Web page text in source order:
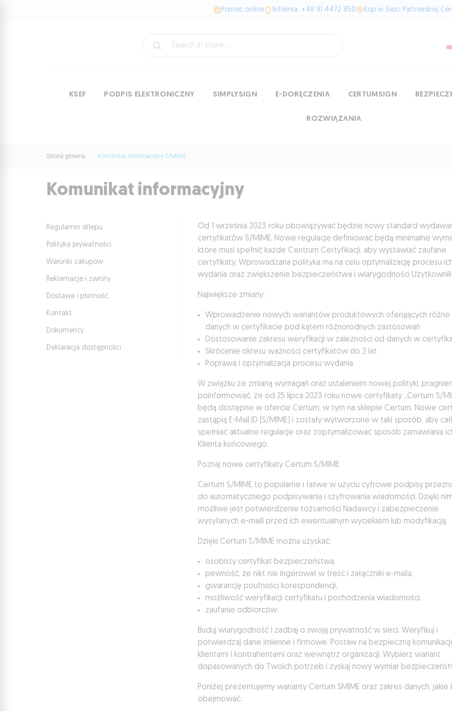
Pomoc online Infolinia: +48 91 4472 850 Kup w Sieci Partnerskiej
KSEF PODPIS ELEKTRONICZNY SIMPLYSIGN E-DORĘCZENIA CERTUMSIGN
ROZWIĄZANIA
Strona główna Komunikat informacyjny S/MIME
Komunikat informacyjny
Od 1 września 2023 roku obowiązywać będzie nowy standard
certyfikatów S/MIME. Nowe regulacje definiować będą minimalne
które musi spełnić każde Centrum Certyfikacji, aby wystawiać zaufane
certyfikaty. Wprowadzana polityka ma na celu optymalizację procesu
wydania oraz zwiększenie bezpieczeństwa i wiarygodności
Największe zmiany:
Wprowadzenie nowych wariantów produktowych oferujących różne
danych w certyfikacie pod kątem różnorodnych zastosowań
Dostosowanie zakresu weryfikacji w zależności od danych w
Skrócenie okresu ważności certyfikatów do 2 lat
Poprawa i optymalizacja procesu wydania
W związku ze zmianą wymagań oraz ustaleniem nowej polityki,
poinformować, że od 25 lipca 2023 roku nowe certyfikaty „Certum S/
będą dostępne w ofercie Certum, w tym na sklepie Certum. Nowe
zastąpią E-Mail ID (S/MIME) i zostały wytworzone w taki sposób, aby
spełniać aktualne regulacje oraz zoptymalizować sposób zamawiania
Klienta końcowego.
Poznaj nowe certyfikaty Certum S/MIME
Certum S/MIME to popularne i łatwe w użyciu cyfrowe podpisy
do automatycznego podpisywania i szyfrowania wiadomości. Dzięki nim
możliwe jest potwierdzenie tożsamości Nadawcy i zabezpieczenie
wysyłanych e-maili przed ich ewentualnym wyciekiem lub modyfikacją.
Dzięki Certum S/MIME można uzyskać:
osobisty certyfikat bezpieczeństwa,
pewność, że nikt nie ingerował w treść i załączniki e-maila,
gwarancję poufności korespondencji,
możliwość weryfikacji certyfikatu i pochodzenia wiadomości,
zaufanie odbiorców.
Buduj wiarygodność i zadbaj o swoją prywatność w sieci. Weryfikuj i
potwierdzaj dane imienne i firmowe. Postaw na bezpieczną
klientami i kontrahentami oraz wewnątrz organizacji. Wybierz wariant
dopasowanych do Twoich potrzeb i zyskaj nowy wymiar
Poniżej prezentujemy warianty Certum SMIME oraz zakres danych, jakie
obejmować:
Regulamin sklepu
Polityka prywatności
Warunki zakupów
Reklamacje i zwroty
Dostawa i płatność
Kontakt
Dokumenty
Deklaracja dostępności